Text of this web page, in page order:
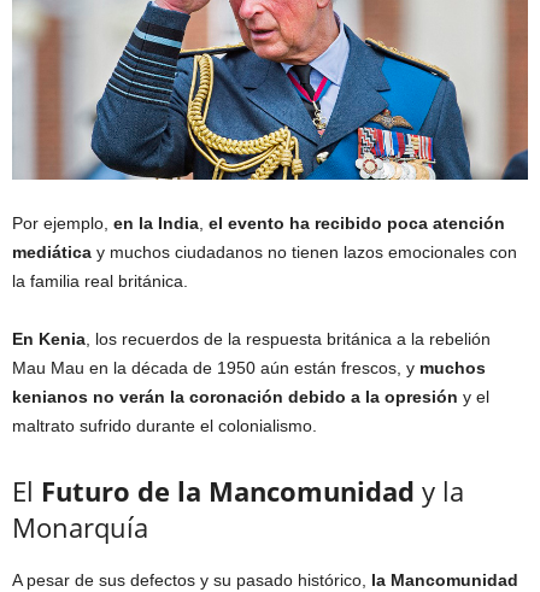
Por ejemplo, en la India, el evento ha recibido poca atención
mediática y muchos ciudadanos no tienen lazos emocionales con
la familia real británica.
En Kenia, los recuerdos de la respuesta británica a la rebelión
Mau Mau en la década de 1950 aún están frescos, y muchos
kenianos no verán la coronación debido a la opresión y el
maltrato sufrido durante el colonialismo.
El Futuro de la Mancomunidad y la
Monarquía
A pesar de sus defectos y su pasado histórico, la Mancomunidad